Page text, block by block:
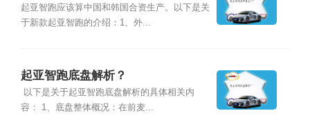
起亚智跑应该算中国和韩国合资生产。以下是关
于新款起亚智跑的介绍：1、外...
起亚智跑底盘解析？
以下是关于起亚智跑底盘解析的具体相关内
容： 1、底盘整体概况：在前麦...